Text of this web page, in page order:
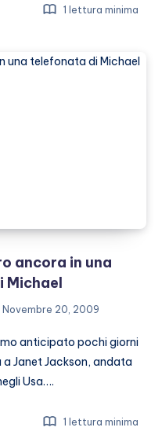
1 lettura minima
ancora in una
Michael
Novembre 20, 2009
anticipato pochi giorni
Janet Jackson, andata
Usa….
1 lettura minima